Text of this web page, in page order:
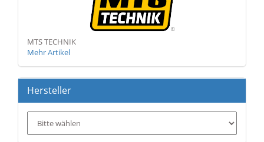
MTS TECHNIK
Mehr Artikel
Hersteller